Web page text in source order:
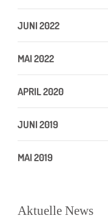
JUNI 2022
MAI 2022
APRIL 2020
JUNI 2019
MAI 2019
Aktuelle News